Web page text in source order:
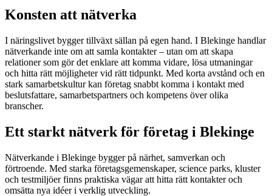
Konsten att nätverka
I näringslivet bygger tillväxt sällan på egen hand. I Blekinge handlar
nätverkande inte om att samla kontakter – utan om att skapa
relationer som gör det enklare att komma vidare, lösa utmaningar
och hitta rätt möjligheter vid rätt tidpunkt. Med korta avstånd och en
stark samarbetskultur kan företag snabbt komma i kontakt med
beslutsfattare, samarbetspartners och kompetens över olika
branscher.
Ett starkt nätverk för företag i Blekinge
Nätverkande i Blekinge bygger på närhet, samverkan och
förtroende. Med starka företagsgemenskaper, science parks, kluster
och testmiljöer finns praktiska vägar att hitta rätt kontakter och
omsätta nya idéer i verklig utveckling.